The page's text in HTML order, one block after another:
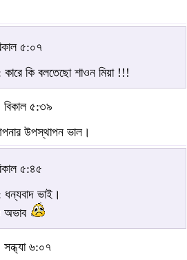
৫:০৭
কি বলতেছো শাওন মিয়া !!!
বিকাল ৫:৩৯
উপস্থাপন ভাল।
৫:৪৫
ভাই।
অভাব
সন্ধ্যা ৬:০৭